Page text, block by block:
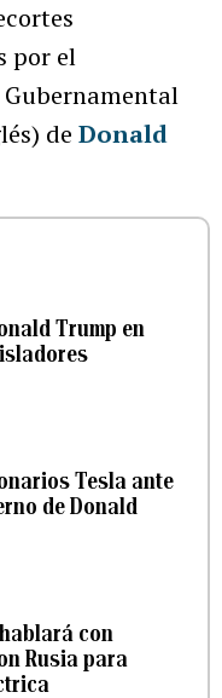
por el
de Donald
Trump en
Tesla ante
de Donald
con
Rusia para